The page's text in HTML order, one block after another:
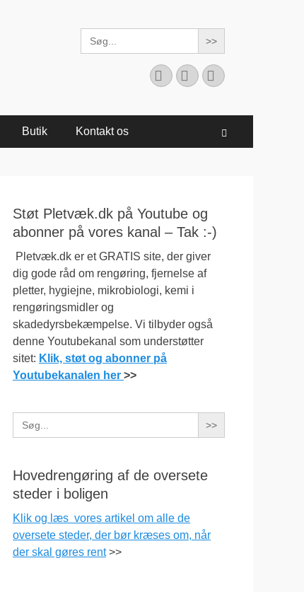
Search
for:
Facebook
YouTubeInstagram
Butik Kontakt os
Støt Pletvæk.dk på Youtube og
abonner på vores kanal – Tak :-)
Pletvæk.dk er et GRATIS site, der giver
dig gode råd om rengøring, fjernelse af
pletter, hygiejne, mikrobiologi, kemi i
rengøringsmidler og
skadedyrsbekæmpelse. Vi tilbyder også
denne Youtubekanal som understøtter
sitet: Klik, støt og abonner på
Youtubekanalen her >>
Search
for:
Hovedrengøring af de oversete
steder i boligen
Klik og læs vores artikel om alle de
oversete steder, der bør kræses om, når
der skal gøres rent>>